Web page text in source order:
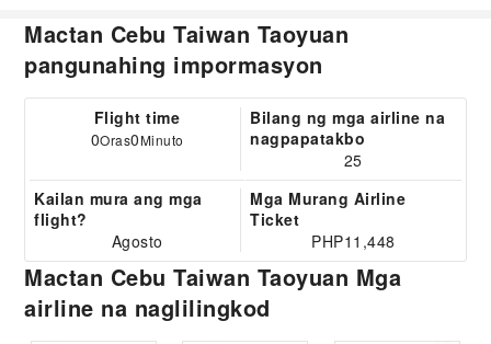
Mactan Cebu Taiwan Taoyuan
pangunahing impormasyon
Flight time
0Oras0Minuto
Bilang ng mga airline na
nagpapatakbo
25
Kailan mura ang mga
flight?
Agosto
Mga Murang Airline
Ticket
PHP11,448
Mactan Cebu Taiwan Taoyuan Mga
airline na naglilingkod